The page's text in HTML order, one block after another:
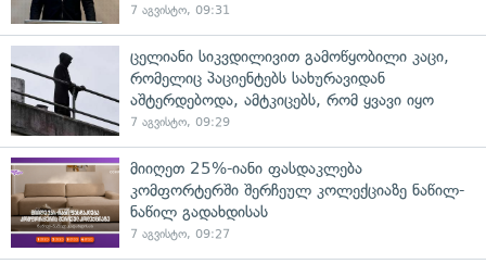
7 აგვისტო, 09:31
ცელიანი სიკვდილივით გამოწყობილი კაცი,
რომელიც პაციენტებს სახურავიდან
აშტერდებოდა, ამტკიცებს, რომ ყვავი იყო
7 აგვისტო, 09:29
მიიღეთ 25%-იანი ფასდაკლება
კომფორტერში შერჩეულ კოლექციაზე ნაწილ-
ნაწილ გადახდისას
7 აგვისტო, 09:27